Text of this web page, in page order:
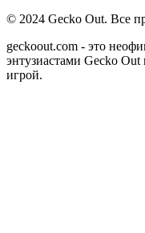
© 2024 Gecko Out. Все
geckoout.com - это
энтузиастами Gecko
игрой.